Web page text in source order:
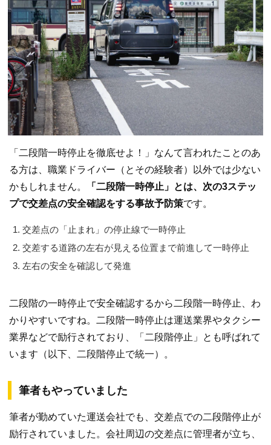
「二段階一時停止を徹底せよ！」なんて言われたことのあ
る方は、職業ドライバー（とその経験者）以外では少ない
かもしれません。
「二段階一時停止」とは、次の3ステッ
プで交差点の安全確認をする事故予防策です。
交差点の「止まれ」の停止線で一時停止
交差する道路の左右が見える位置まで前進して一時停止
左右の安全を確認して発進
二段階の一時停止で安全確認するから二段階一時停止、わ
かりやすいですね。二段階一時停止は運送業界やタクシー
業界などで励行されており、「二段階停止」とも呼ばれて
います（以下、二段階停止で統一）。
筆者もやっていました
筆者が勤めていた運送会社でも、交差点での二段階停止が
励行されていました。会社周辺の交差点に管理者が立ち、